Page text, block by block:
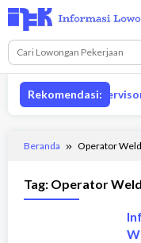
Loncat
ke
konten
Rekomendasi:
Lowongan
Beranda Operator
Tag: Operator